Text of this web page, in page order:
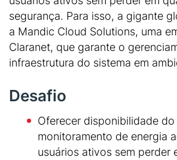
segurança. Para isso, a gigante
a Mandic Cloud Solutions, uma
Claranet, que garante o
infraestrutura do sistema em
Desafio
Oferecer disponibilidade
monitoramento de energia
usuários ativos sem perder